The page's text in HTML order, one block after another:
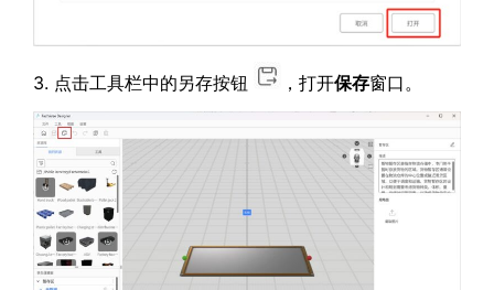
3. 点击工具栏中的另存按钮 ，打开保存窗口。